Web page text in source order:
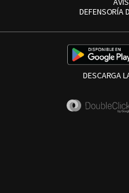
DEFENSORÍA
DESCARGA